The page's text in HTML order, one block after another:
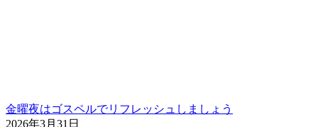
金曜夜はゴスペルでリフレッシュしましょう
2026年3月31日